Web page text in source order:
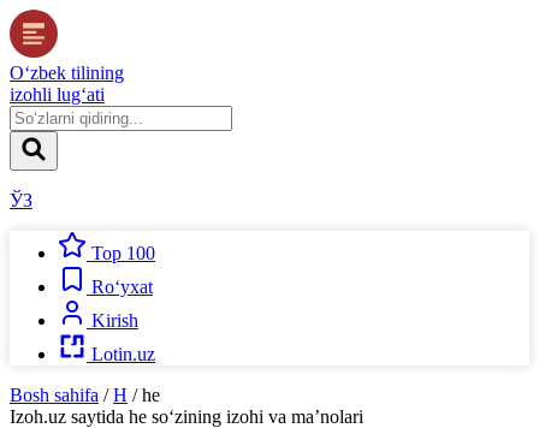
O‘zbek tilining
izohli lug‘ati
ЎЗ
Top 100
Ro‘yxat
Kirish
Lotin.uz
Bosh sahifa / H / he
Izoh.uz saytida he so‘zining izohi va ma’nolari